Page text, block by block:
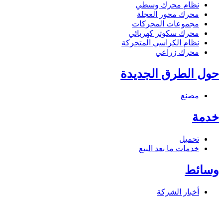
نظام محرك وسطي
محرك محور العجلة
مجموعات المحركات
محرك سكوتر كهربائي
نظام الكراسي المتحركة
محرك زراعي
حول الطرق الجديدة
مصنع
خدمة
تحميل
خدمات ما بعد البيع
وسائط
أخبار الشركة